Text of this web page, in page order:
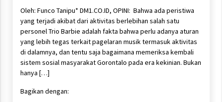
Oleh: Funco Tanipu* DM1.CO.ID, OPINI: Bahwa ada peristiwa
yang terjadi akibat dari aktivitas berlebihan salah satu
personel Trio Barbie adalah fakta bahwa perlu adanya aturan
yang lebih tegas terkait pagelaran musik termasuk aktivitas
di dalamnya, dan tentu saja bagaimana memeriksa kembali
sistem sosial masyarakat Gorontalo pada era kekinian. Bukan
hanya […]
Bagikan dengan: